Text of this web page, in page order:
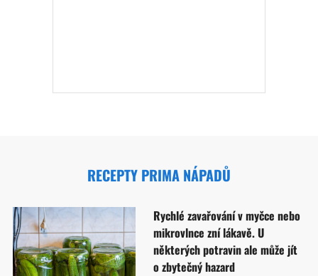
RECEPTY PRIMA NÁPADŮ
Rychlé zavařování v myčce nebo
mikrovlnce zní lákavě. U
některých potravin ale může jít
o zbytečný hazard